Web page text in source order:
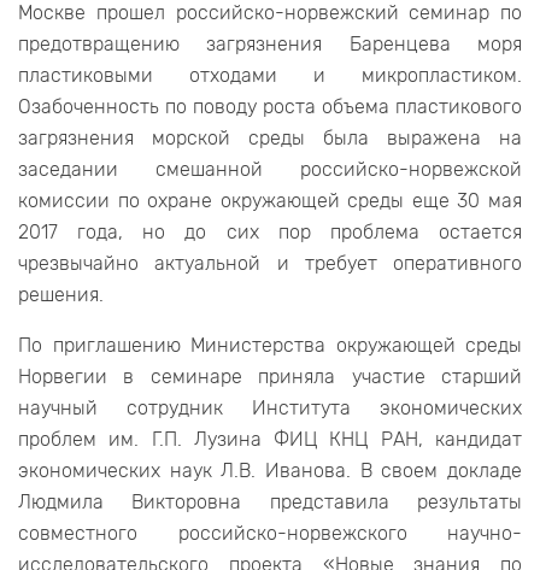
Москве прошел российско-норвежский семинар по
предотвращению загрязнения Баренцева моря
пластиковыми отходами и микропластиком.
Озабоченность по поводу роста объема пластикового
загрязнения морской среды была выражена на
заседании смешанной российско-норвежской
комиссии по охране окружающей среды еще 30 мая
2017 года, но до сих пор проблема остается
чрезвычайно актуальной и требует оперативного
решения.
По приглашению Министерства окружающей среды
Норвегии в семинаре приняла участие старший
научный сотрудник Института экономических
проблем им. Г.П. Лузина ФИЦ КНЦ РАН, кандидат
экономических наук Л.В. Иванова. В своем докладе
Людмила Викторовна представила результаты
совместного российско-норвежского научно-
исследовательского проекта «Новые знания по